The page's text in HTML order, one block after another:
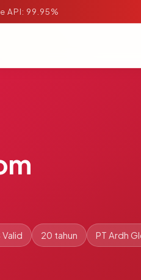
API: 99.95%
Valid 20 tahun PT Ardh